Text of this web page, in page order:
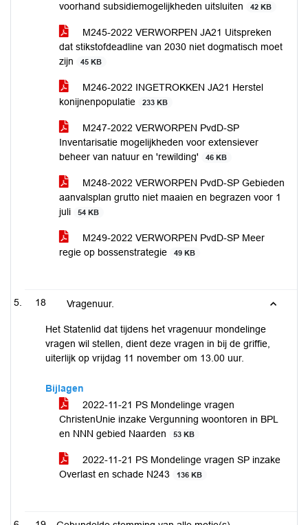
voorhand subsidiemogelijkheden uitsluiten
42 KB
M245-2022 VERWORPEN JA21 Uitspreken
dat stikstofdeadline van 2030 niet dogmatisch moet
zijn
45 KB
M246-2022 INGETROKKEN JA21 Herstel
konijnenpopulatie
233 KB
M247-2022 VERWORPEN PvdD-SP
Inventarisatie mogelijkheden voor extensiever
beheer van natuur en 'rewilding'
46 KB
M248-2022 VERWORPEN PvdD-SP Gebieden
aanvalsplan grutto niet maaien en begrazen voor 1
juli
54 KB
M249-2022 VERWORPEN PvdD-SP Meer
regie op bossenstrategie
49 KB
18 Vragenuur.
Het Statenlid dat tijdens het vragenuur mondelinge
vragen wil stellen, dient deze vragen in bij de griffie,
uiterlijk op vrijdag 11 november om 13.00 uur.
Bijlagen
2022-11-21 PS Mondelinge vragen
ChristenUnie inzake Vergunning woontoren in BPL
en NNN gebied Naarden
53 KB
2022-11-21 PS Mondelinge vragen SP inzake
Overlast en schade N243
136 KB